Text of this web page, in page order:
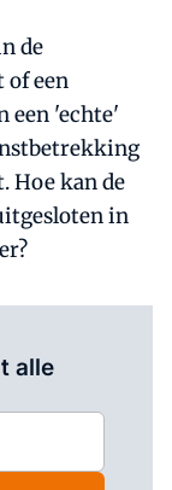
de
of een
een 'echte'
Hoe kan de
in
alle